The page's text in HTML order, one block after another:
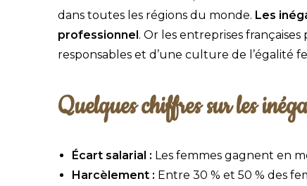
dans toutes les régions du monde. Les
professionnel. Or les entreprises
responsables et d’une culture de l’égalité
Quelques chiffres sur les
Écart salarial : Les femmes gagnent en
Harcèlement : Entre 30 % et 50 % des